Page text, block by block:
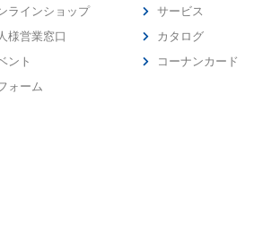
ラインショップ
様営業窓口
ント
ォーム
サービス
カタログ
コーナンカード